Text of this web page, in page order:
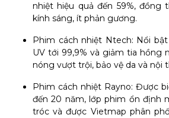
nhiệt hiệu quả đến 59%, đồng
kính sáng, ít phản gương.
Phim cách nhiệt Ntech: Nổi
UV tới 99,9% và giảm tia hồng
nóng vượt trội, bảo vệ da và nội
Phim cách nhiệt Rayno: Được
đến 20 năm, lớp phim ổn định
tróc và được Vietmap phân